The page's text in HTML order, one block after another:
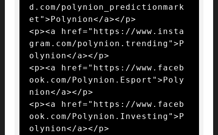
d.com/polynion_predictionmark
et">Polynion</a></p>
<p><a href="https://www.insta
gram.com/polynion.trending">P
olynion</a></p>
<p><a href="https://www.faceb
ook.com/Polynion.Esport">Poly
nion</a></p>
<p><a href="https://www.faceb
ook.com/Polynion.Investing">P
olynion</a></p>